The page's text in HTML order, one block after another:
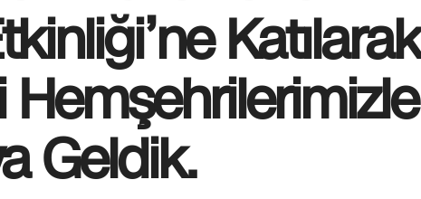
Katılarak
Hemşehrilerimizle
Geldik.